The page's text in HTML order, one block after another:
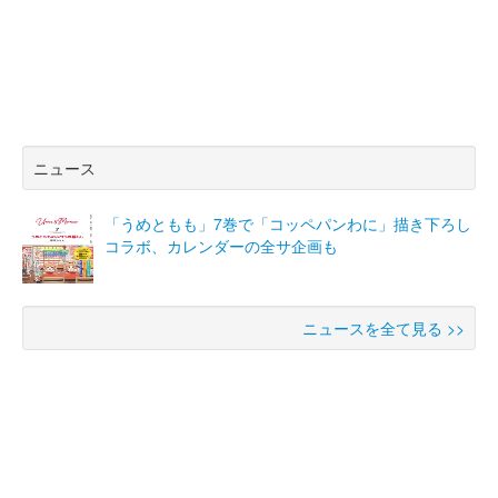
ニュース
「うめともも」7巻で「コッペパンわに」描き下ろし
コラボ、カレンダーの全サ企画も
ニュースを全て見る >>